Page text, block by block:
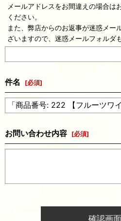
メールアドレスをお間違えの場合は
ください。
また、弊店からのお返事が迷惑メー
ざいますので、迷惑メールフォルダ
件名 [必須]
お問い合わせ内容 [必須]
確認画